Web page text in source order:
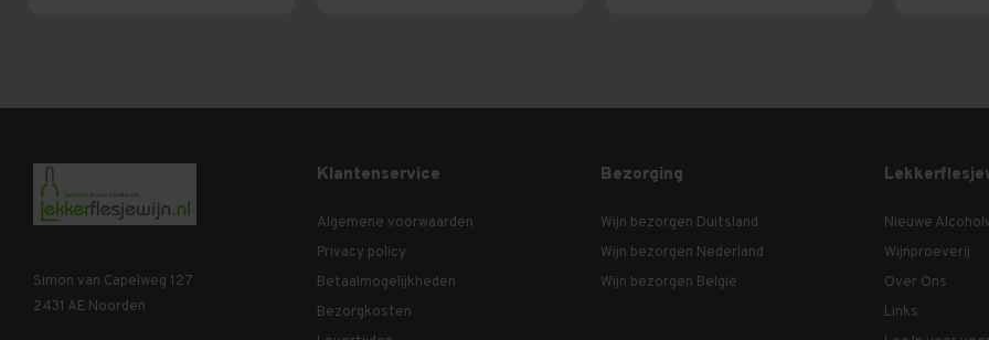
Simon van Capelweg 127
2431 AE Noorden
Klantenservice
Algemene voorwaarden
Privacy policy
Betaalmogelijkheden
Bezorgkosten
Bezorging
Wijn bezorgen Duitsland
Wijn bezorgen Nederland
Wijn bezorgen België
Nieuwe
Wijnproeverij
Over Ons
Links